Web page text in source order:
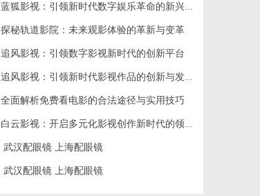
蓝狐影视：引领新时代数字娱乐革命的新兴力量
探秘轨道影院：未来观影体验的革新与变革
追风影视：引领数字影视新时代的创新平台
追风影视：引领新时代影视作品的创新与发展之路
全面解析免费看电影的合法途径与实用技巧
白云影视：开启多元化影视创作新时代的领航者
武汉配眼镜 上海配眼镜
武汉配眼镜 上海配眼镜